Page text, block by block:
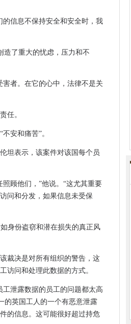
行重大修复
话到屏幕共享
他们拥有多少粉丝
供89个数字服务
信息不保持安全和安全时，我
造了重大的忧虑，压力和不
者。在它的心中，法律不是关
任。
安和痛苦”。
坦表示，该案件对该国每个员
顾他们，”他说。“这尤其重要
问和分发，如果信息未受保
身份盗窃和潜在损失的真正风
裁决是对所有组织的警告，这
访问和处理此数据的方式。
泄露数据的员工的问题都太高
的英国工人的一个有恶意泄露
的信息。这可能很好超过持危